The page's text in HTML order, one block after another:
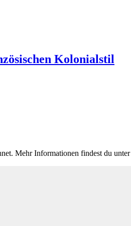
Kolonialstil
Mehr Informationen findest du unter